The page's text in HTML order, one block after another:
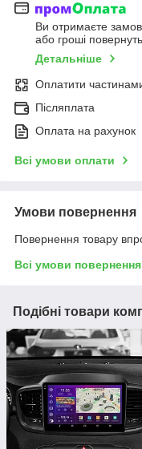
Ви отримаєте
або гроші
Детальніше
Оплатити
Післяплата
Оплата на рахунок
Всі умови оплати
Умови повернення
Повернення товару
Всі умови повернення
Подібні товари